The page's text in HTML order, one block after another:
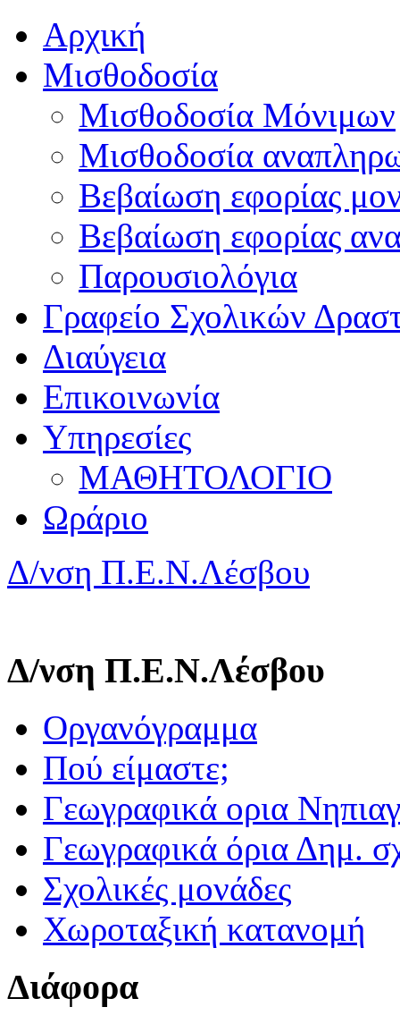
Αρχική
Μισθοδοσία
Μισθοδοσία Μόνιμων
Μισθοδοσία
Βεβαίωση εφορίας
Βεβαίωση εφορίας
Παρουσιολόγια
Γραφείο Σχολικών
Διαύγεια
Επικοινωνία
Υπηρεσίες
ΜΑΘΗΤΟΛΟΓΙΟ
Ωράριο
Δ/νση Π.Ε.Ν.Λέσβου
Δ/νση Π.Ε.Ν.Λέσβου
Οργανόγραμμα
Πού είμαστε;
Γεωγραφικά ορια
Γεωγραφικά όρια Δημ.
Σχολικές μονάδες
Χωροταξική κατανομή
Διάφορα